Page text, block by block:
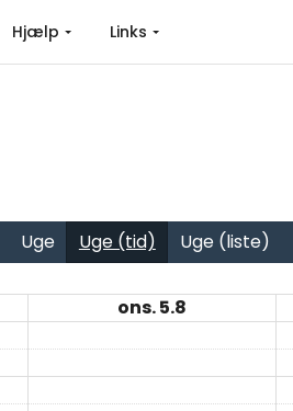
Hjælp Links
Uge Uge (tid) Uge (liste)
ons. 5.8